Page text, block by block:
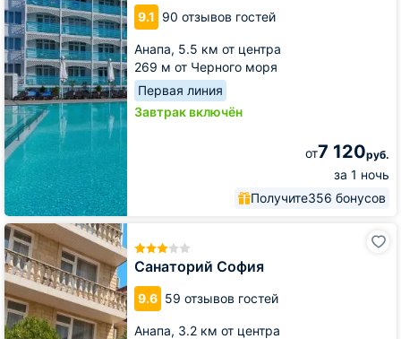
9.1 90 отзывов гостей
Анапа, 5.5 км от центра
269 м от Черного моря
Первая линия
Завтрак включён
от7 120руб.
за 1 ночь
Получите356 бонусов
Санаторий София
9.6 59 отзывов гостей
Анапа, 3.2 км от центра
Санаторий
София